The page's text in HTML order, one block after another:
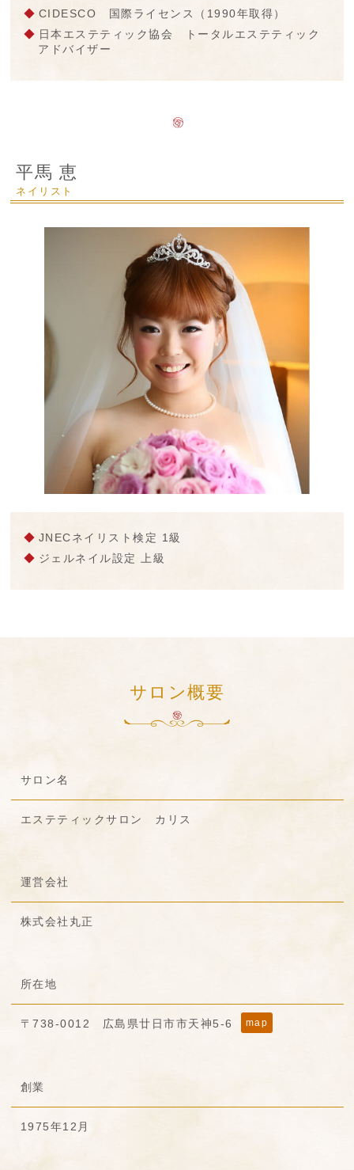
CIDESCO 国際ライセンス（1990年取得）
日本エステティック協会 トータルエステティック
アドバイザー
平馬 恵
ネイリスト
JNECネイリスト検定 1級
ジェルネイル設定 上級
サロン概要
サロン名
エステティックサロン カリス
運営会社
株式会社丸正
所在地
〒738-0012 広島県廿日市市天神5-6 map
創業
1975年12月